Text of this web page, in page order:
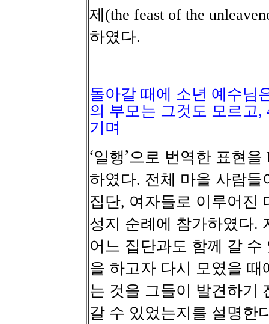
제(the feast of the
하였다.
돌아갈 때에 소년 예수님
의 부모는 그것도 모르고,
기며
‘일행’으로 번역한 표현을
하였다. 전체 마을 사람들
집단, 여자들로 이루어진
성지 순례에 참가하였다.
어느 집단과도 함께 갈 수
을 하고자 다시 모였을 때
는 것을 그들이 발견하기
갈 수 있었는지를 설명한